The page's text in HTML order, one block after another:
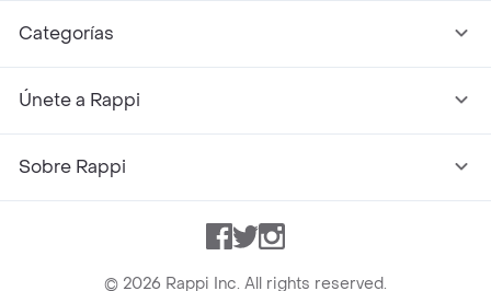
Categorías
Únete a Rappi
Sobre Rappi
Facebook
TwitterInstagram
© 2026 Rappi Inc. All rights reserved.